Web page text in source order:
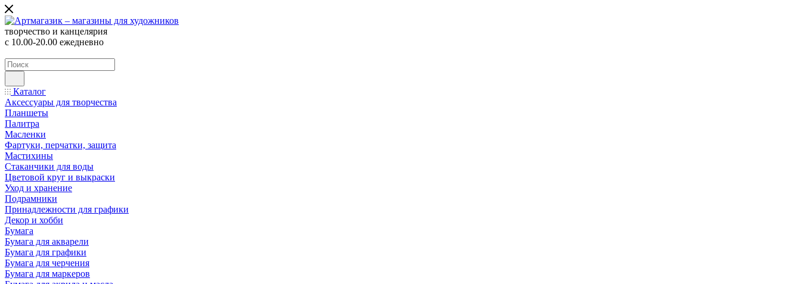
творчество и канцелярия
с 10.00-20.00 ежедневно
Каталог
Аксессуары для творчества
Планшеты
Палитра
Масленки
Фартуки, перчатки, защита
Мастихины
Стаканчики для воды
Цветовой круг и выкраски
Уход и хранение
Подрамники
Принадлежности для графики
Декор и хобби
Бумага
Бумага для акварели
Бумага для графики
Бумага для черчения
Бумага для маркеров